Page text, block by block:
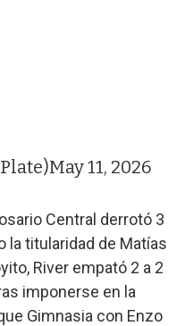
May 11, 2026
Central derrotó 3
la titularidad de Matías
River empató 2 a 2
imponerse en la
Gimnasia con Enzo